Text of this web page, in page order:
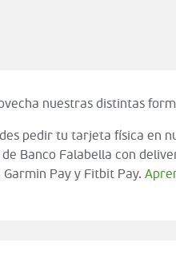
nuestras distintas
pedir tu tarjeta física en
Banco Falabella con
Garmin Pay y Fitbit Pay.